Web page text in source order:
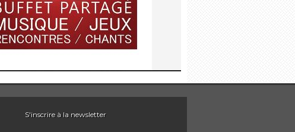
S'inscrire à la newsletter